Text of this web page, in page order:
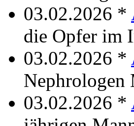
03.02.2026 *
die Opfer im
03.02.2026 *
Nephrologen
03.02.2026 *